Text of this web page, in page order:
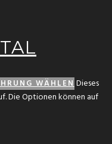
WÄHLENDieses
Die Optionen können auf